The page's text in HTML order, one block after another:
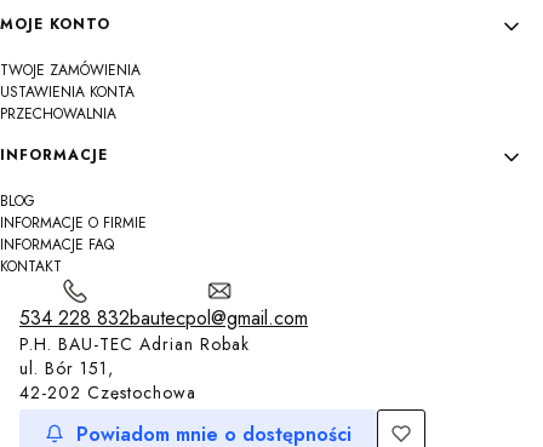
MOJE KONTO
TWOJE ZAMÓWIENIA
USTAWIENIA KONTA
PRZECHOWALNIA
INFORMACJE
BLOG
INFORMACJE O FIRMIE
INFORMACJE FAQ
KONTAKT
534 228 832bautecpol@gmail.com
P.H. BAU-TEC Adrian Robak
ul. Bór 151,
42-202 Częstochowa
Powiadom mnie o dostępności